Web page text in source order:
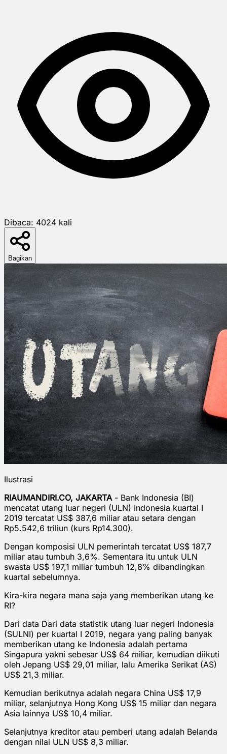
Dibaca: 4024 kali
Bagikan
Ilustrasi
RIAUMANDIRI.CO, JAKARTA - Bank Indonesia (BI)
mencatat utang luar negeri (ULN) Indonesia kuartal I
2019 tercatat US$ 387,6 miliar atau setara dengan
Rp5.542,6 triliun (kurs Rp14.300).
Dengan komposisi ULN pemerintah tercatat US$ 187,7
miliar atau tumbuh 3,6%. Sementara itu untuk ULN
swasta US$ 197,1 miliar tumbuh 12,8% dibandingkan
kuartal sebelumnya.
Kira-kira negara mana saja yang memberikan utang ke
RI?
Dari data Dari data statistik utang luar negeri Indonesia
(SULNI) per kuartal I 2019, negara yang paling banyak
memberikan utang ke Indonesia adalah pertama
Singapura yakni sebesar US$ 64 miliar, kemudian diikuti
oleh Jepang US$ 29,01 miliar, lalu Amerika Serikat (AS)
US$ 21,3 miliar.
Kemudian berikutnya adalah negara China US$ 17,9
miliar, selanjutnya Hong Kong US$ 15 miliar dan negara
Asia lainnya US$ 10,4 miliar.
Selanjutnya kreditor atau pemberi utang adalah Belanda
dengan nilai ULN US$ 8,3 miliar.